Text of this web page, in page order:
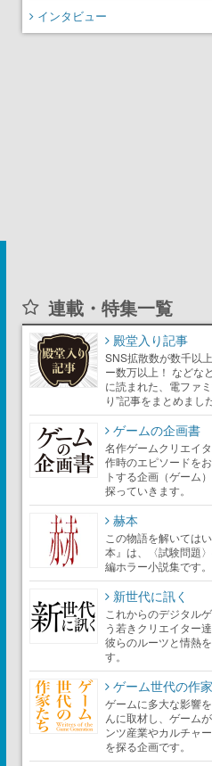
インタビュー
連載・特集一覧
殿堂入り記事
SNS拡散数が数千以
ー数万以上！ などな
に読まれた、電ファ
り”記事をまとめました
ゲームの企画書
名作ゲームクリエイ
作時のエピソードを
トする企画（ゲーム
探っていきます。
赫本
この物語を解いては
本』は、〈試験問題
編ホラー小説集です。
新世代に訊く
これからのデジタル
う若きクリエイター達
彼らのルーツと情熱
す。
ゲーム世代の作
ゲームに多大な影響
んに取材し、ゲーム
ンツ産業やカルチャ
を探る企画です。